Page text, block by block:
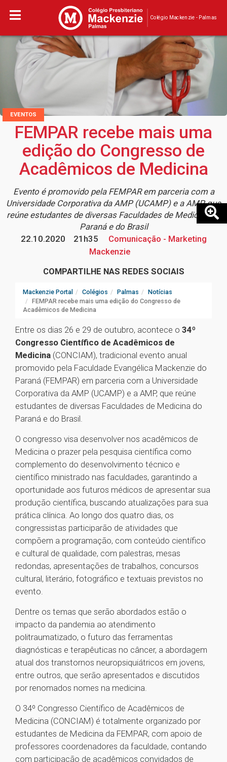
Colégio Mackenzie - Palmas
EVENTOS
FEMPAR recebe mais uma
edição do Congresso de
Acadêmicos de Medicina
Evento é promovido pela FEMPAR em parceria com a
Universidade Corporativa da AMP (UCAMP) e a AMP, que
reúne estudantes de diversas Faculdades de Medicina do
Paraná e do Brasil
22.10.2020
21h35
Comunicação - Marketing
Mackenzie
COMPARTILHE NAS REDES SOCIAIS
Mackenzie Portal Colégios Palmas
Notícias
FEMPAR recebe mais uma edição do Congresso de
Acadêmicos de Medicina
Entre os dias 26 e 29 de outubro, acontece o 34º
Congresso Científico de Acadêmicos de
Medicina (CONCIAM), tradicional evento anual
promovido pela Faculdade Evangélica Mackenzie do
Paraná (FEMPAR) em parceria com a Universidade
Corporativa da AMP (UCAMP) e a AMP, que reúne
estudantes de diversas Faculdades de Medicina do
Paraná e do Brasil.
O congresso visa desenvolver nos acadêmicos de
Medicina o prazer pela pesquisa científica como
complemento do desenvolvimento técnico e
científico ministrado nas faculdades, garantindo a
oportunidade aos futuros médicos de apresentar sua
produção científica, buscando atualizações para sua
prática clínica. Ao longo dos quatro dias, os
congressistas participarão de atividades que
compõem a programação, com conteúdo científico
e cultural de qualidade, com palestras, mesas
redondas, apresentações de trabalhos, concursos
cultural, literário, fotográfico e textuais previstos no
evento.
Dentre os temas que serão abordados estão o
impacto da pandemia ao atendimento
politraumatizado, o futuro das ferramentas
diagnósticas e terapêuticas no câncer, a abordagem
atual dos transtornos neuropsiquiátricos em jovens,
entre outros, que serão apresentados e discutidos
por renomados nomes na medicina.
O 34º Congresso Científico de Acadêmicos de
Medicina (CONCIAM) é totalmente organizado por
estudantes de Medicina da FEMPAR, com apoio de
professores coordenadores da faculdade, contando
com participação de acadêmicos convidados de